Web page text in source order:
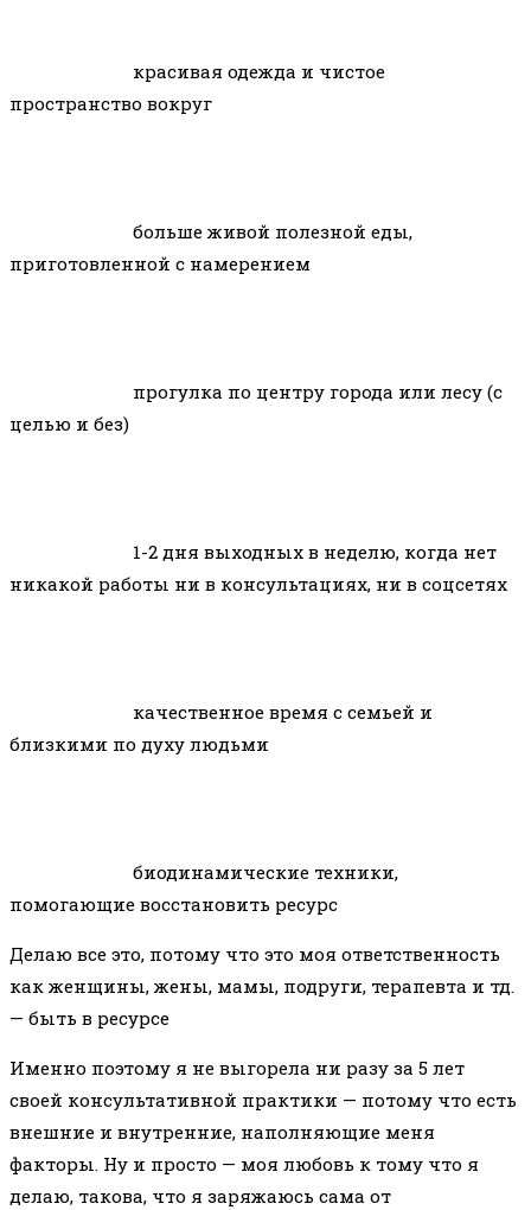
красивая одежда и чистое
пространство вокруг
больше живой полезной еды,
приготовленной с намерением
прогулка по центру города или лесу (с
целью и без)
1-2 дня выходных в неделю, когда нет
никакой работы ни в консультациях, ни в соцсетях
качественное время с семьей и
близкими по духу людьми
биодинамические техники,
помогающие восстановить ресурс
Делаю все это, потому что это моя ответственность
как женщины, жены, мамы, подруги, терапевта и тд.
— быть в ресурсе
Именно поэтому я не выгорела ни разу за 5 лет
своей консультативной практики — потому что есть
внешние и внутренние, наполняющие меня
факторы. Ну и просто — моя любовь к тому что я
делаю, такова, что я заряжаюсь сама от